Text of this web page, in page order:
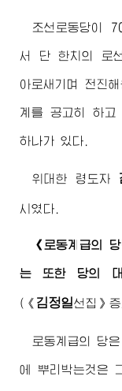
조선로동당이
서 단 한치의 로
아로새기며 전진
계를 공고히 하고
하나가 있다.
위대한 령도자
시였다.
《로동계급의
는 또한 당의 대
(《 김정일선집》
로동계급의 당
에 뿌리박는것은